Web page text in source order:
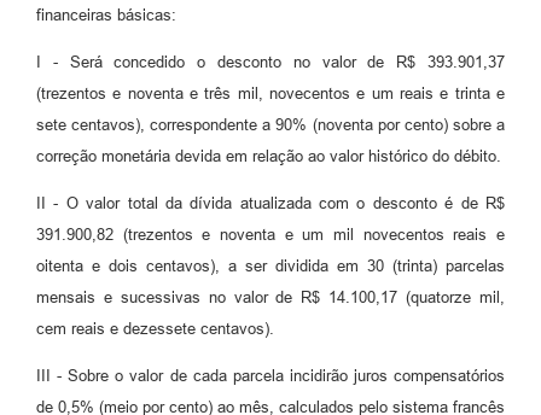
financeiras básicas:
I - Será concedido o desconto no valor de R$ 393.901,37
(trezentos e noventa e três mil, novecentos e um reais e trinta e
sete centavos), correspondente a 90% (noventa por cento) sobre a
correção monetária devida em relação ao valor histórico do débito.
II - O valor total da dívida atualizada com o desconto é de R$
391.900,82 (trezentos e noventa e um mil novecentos reais e
oitenta e dois centavos), a ser dividida em 30 (trinta) parcelas
mensais e sucessivas no valor de R$ 14.100,17 (quatorze mil,
cem reais e dezessete centavos).
III - Sobre o valor de cada parcela incidirão juros compensatórios
de 0,5% (meio por cento) ao mês, calculados pelo sistema francês